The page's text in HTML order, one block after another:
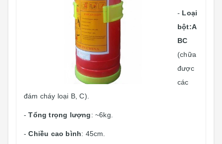
- Loại
bột:A
BC
(chữa
được
các
đám cháy loại B, C).
-Tổng trọng lượng: ~6kg.
-Chiều cao bình: 45cm.